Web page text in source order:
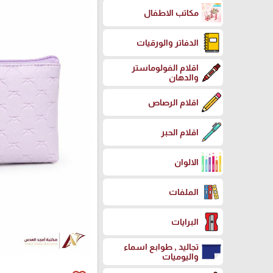
مكاتب الاطفال
الدفاتر والورقيات
اقلام الفولوماستر
والدهان
اقلام الرصاص
اقلام الحبر
الالوان
الملفات
البرايات
تجاليد , طوابع اسماء
واليوميات